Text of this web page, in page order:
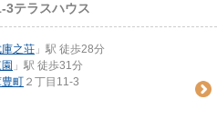
3テラスハウス
之荘 」駅 徒歩28分
」駅 徒歩31分
町 ２丁目11-3